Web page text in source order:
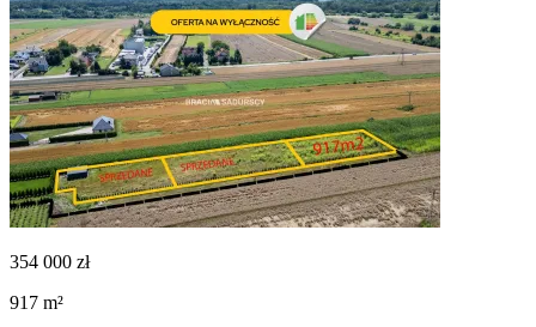
354 000 zł
917 m²